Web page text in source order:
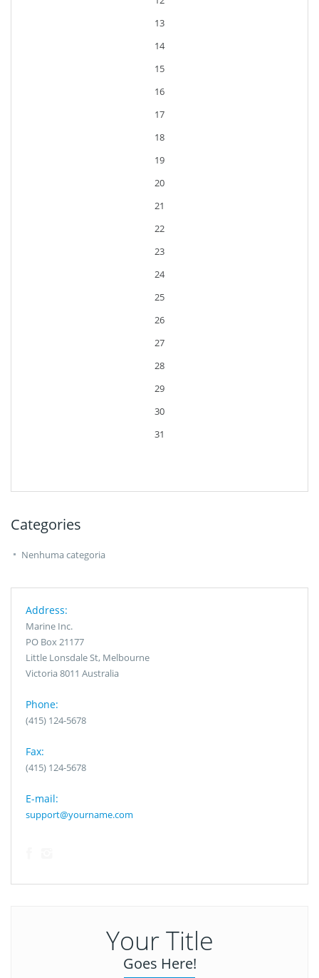
13
14
15
16
17
18
19
20
21
22
23
24
25
26
27
28
29
30
31
Categories
Nenhuma categoria
Address:
Marine Inc.
PO Box 21177
Little Lonsdale St, Melbourne
Victoria 8011 Australia
Phone:
(415) 124-5678
Fax:
(415) 124-5678
E-mail:
support@yourname.com
Your Title
Goes Here!